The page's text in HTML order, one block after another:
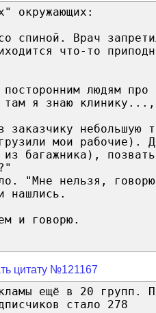
окружающих:
спиной. Врач
что-то
посторонним людям
я знаю
заказчику небольшую
мои рабочие).
из багажника),
"Мне нельзя,
нашлись.
и говорю.
цитату №121167
ещё в 20 групп.
стало 278